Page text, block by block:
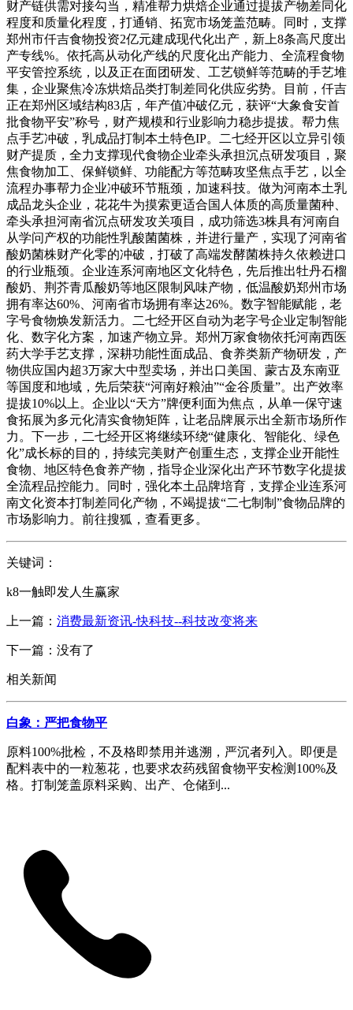
财产链供需对接勾当，精准帮力烘焙企业通过提拔产物差同化
程度和质量化程度，打通销、拓宽市场笼盖范畴。同时，支撑
郑州市仟吉食物投资2亿元建成现代化出产，新上8条高尺度出
产专线%。依托高从动化产线的尺度化出产能力、全流程食物
平安管控系统，以及正在面团研发、工艺锁鲜等范畴的手艺堆
集，企业聚焦冷冻烘焙品类打制差同化供应劣势。目前，仟吉
正在郑州区域结构83店，年产值冲破亿元，获评“大象食安首
批食物平安”称号，财产规模和行业影响力稳步提拔。帮力焦
点手艺冲破，乳成品打制本土特色IP。二七经开区以立异引领
财产提质，全力支撑现代食物企业牵头承担沉点研发项目，聚
焦食物加工、保鲜锁鲜、功能配方等范畴攻坚焦点手艺，以全
流程办事帮力企业冲破环节瓶颈，加速科技。做为河南本土乳
成品龙头企业，花花牛为摸索更适合国人体质的高质量菌种、
牵头承担河南省沉点研发攻关项目，成功筛选3株具有河南自
从学问产权的功能性乳酸菌菌株，并进行量产，实现了河南省
酸奶菌株财产化零的冲破，打破了高端发酵菌株持久依赖进口
的行业瓶颈。企业连系河南地区文化特色，先后推出牡丹石榴
酸奶、荆芥青瓜酸奶等地区限制风味产物，低温酸奶郑州市场
拥有率达60%、河南省市场拥有率达26%。数字智能赋能，老
字号食物焕发新活力。二七经开区自动为老字号企业定制智能
化、数字化方案，加速产物立异。郑州万家食物依托河南西医
药大学手艺支撑，深耕功能性面成品、食养类新产物研发，产
物供应国内超3万家大中型卖场，并出口美国、蒙古及东南亚
等国度和地域，先后荣获“河南好粮油”“金谷质量”。出产效率
提拔10%以上。企业以“天方”牌便利面为焦点，从单一保守速
食拓展为多元化清实食物矩阵，让老品牌展示出全新市场所作
力。下一步，二七经开区将继续环绕“健康化、智能化、绿色
化”成长标的目的，持续完美财产创重生态，支撑企业开能性
食物、地区特色食养产物，指导企业深化出产环节数字化提拔
全流程品控能力。同时，强化本土品牌培育，支撑企业连系河
南文化资本打制差同化产物，不竭提拔“二七制制”食物品牌的
市场影响力。前往搜狐，查看更多。
关键词：
k8一触即发人生赢家
上一篇： 消费最新资讯-快科技--科技改变将来
下一篇：没有了
相关新闻
白象：严把食物平
原料100%批检，不及格即禁用并逃溯，严沉者列入。即便是
配料表中的一粒葱花，也要求农药残留食物平安检测100%及
格。打制笼盖原料采购、出产、仓储到...